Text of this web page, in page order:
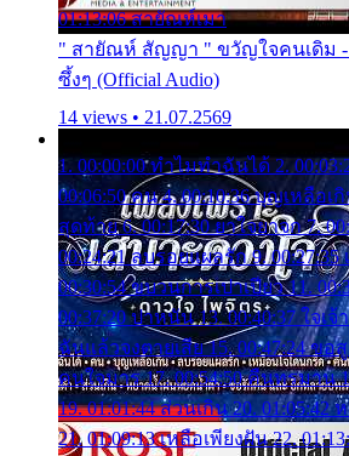
01:13:06 สายัณห์เมา
" สายัณห์ สัญญา " ขวัญใจคนเดิม -
ซึ้งๆ (Official Audio)
14 views • 21.07.2569
1. 00:00:00 ทำไมทำฉันได้ 2.
00:06:50 คน 4. 00:10:36 บุญเหลือเ
สุดท้าย 6. 00:17:30 ยาใจยาจก 7.
00:24:21 ลบรอยแผลรัก 9.
00:30:54 ขบวนการเปาเปียว 11.
00:37:20 ปาหนัน 13. 00:40:37 ใจเจ้
ฉันแล้วจงตายเสีย 15. 00:47:24 ขอสู
คนใจมาร 17. 00:54:50 คืนทรมาน
19. 01:01:44 ส่วนเกิน 20.
21. 01:09:13 เหลือเพียงฝัน 22.